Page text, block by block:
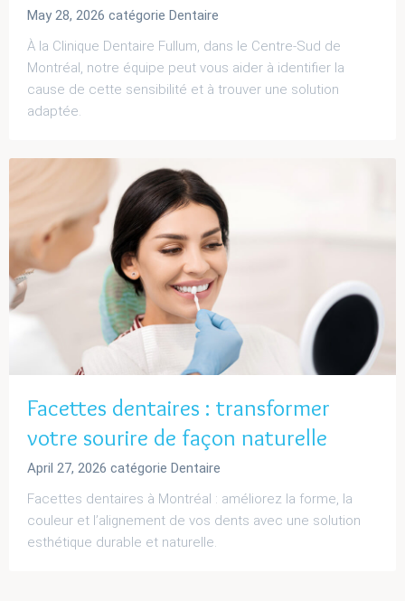
May 28, 2026 catégorie Dentaire
À la Clinique Dentaire Fullum, dans le Centre-Sud de
Montréal, notre équipe peut vous aider à identifier la
cause de cette sensibilité et à trouver une solution
adaptée.
Facettes dentaires : transformer
votre sourire de façon naturelle
April 27, 2026 catégorie Dentaire
Facettes dentaires à Montréal : améliorez la forme, la
couleur et l’alignement de vos dents avec une solution
esthétique durable et naturelle.